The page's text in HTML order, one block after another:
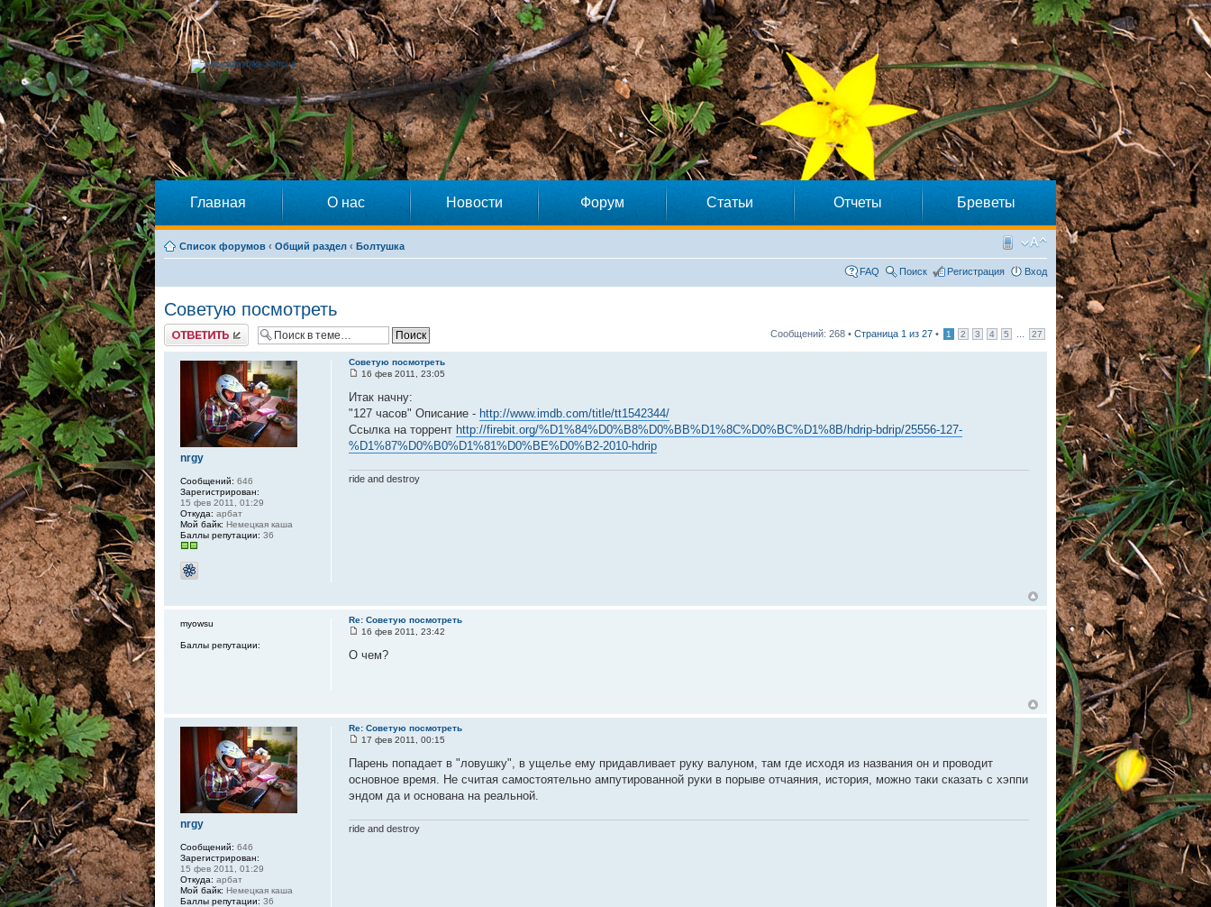
Главная О нас Новости Форум Статьи Отчеты Бреветы
Список форумов ‹ Общий раздел ‹ Болтушка
FAQ Поиск Регистрация Вход
Советую посмотреть
Ответить Сообщений: 268 • Страница 1 из 27 • 1 2 3 4 5 27
Советую посмотреть
16 фев 2011, 23:05
Итак начну:
"127 часов" Описание - http://www.imdb.com/title/tt1542344/
Ссылка на торрент http://firebit.org/%D1%84%D0%B8%D0%BB%D1%8C%D0%BC%D1%8B/hdrip-bdrip/25556-127-
%D1%87%D0%B0%D1%81%D0%BE%D0%B2-2010-hdrip
ride and destroy
nrgy
Сообщений: 646
Зарегистрирован:
15 фев 2011, 01:29
Откуда: арбат
Мой байк: Немецкая каша
Баллы репутации: 36
Re: Советую посмотреть
16 фев 2011, 23:42
О чем?
myowsu
Баллы репутации:
Re: Советую посмотреть
17 фев 2011, 00:15
Парень попадает в "ловушку", в ущелье ему придавливает руку валуном, там где исходя из названия он и проводит
основное время. Не считая самостоятельно ампутированной руки в порыве отчаяния, история, можно таки сказать с хэппи
эндом да и основана на реальной.
ride and destroy
nrgy
Сообщений: 646
Зарегистрирован:
15 фев 2011, 01:29
Откуда: арбат
Мой байк: Немецкая каша
Баллы репутации: 36